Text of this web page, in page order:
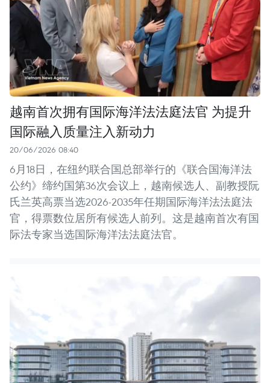
越南首次拥有国际海洋法法庭法官 为提升
国际融入质量注入新动力
20/06/2026 08:40
6月18日，在纽约联合国总部举行的《联合国海洋法
公约》缔约国第36次会议上，越南候选人、副教授阮
氏兰英高票当选2026-2035年任期国际海洋法法庭法
官，得票数位居所有候选人前列。这是越南首次有国
际法专家当选国际海洋法法庭法官。